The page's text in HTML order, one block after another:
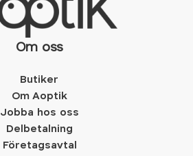
Om oss
Butiker
Om Aoptik
Jobba hos oss
Delbetalning
Företagsavtal